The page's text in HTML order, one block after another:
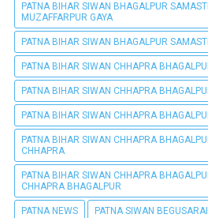
PATNA BIHAR SIWAN BHAGALPUR
MUZAFFARPUR GAYA
PATNA BIHAR SIWAN BHAGALPUR
PATNA BIHAR SIWAN CHHAPRA
PATNA BIHAR SIWAN CHHAPRA
PATNA BIHAR SIWAN CHHAPRA
PATNA BIHAR SIWAN CHHAPRA
CHHAPRA
PATNA BIHAR SIWAN CHHAPRA
CHHAPRA BHAGALPUR
PATNA NEWS PATNA SIWAN